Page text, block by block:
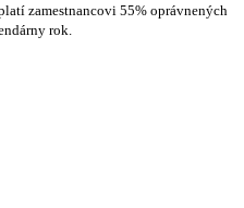
zamestnancovi 55% oprávnených
rok.